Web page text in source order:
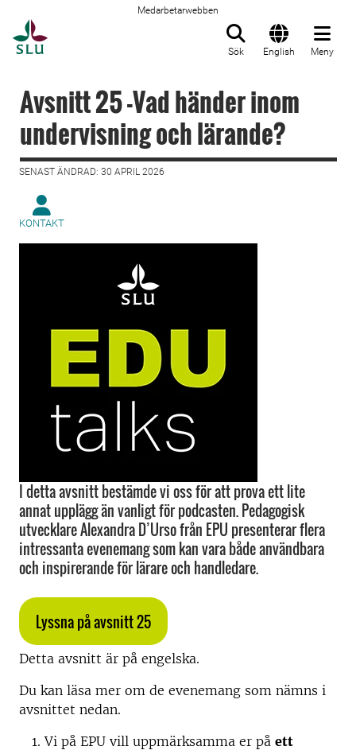
Medarbetarwebben
Sök English Meny
Avsnitt 25 -Vad händer inom
undervisning och lärande?
SENAST ÄNDRAD: 30 APRIL 2026
KONTAKT
I detta avsnitt bestämde vi oss för att prova ett lite
annat upplägg än vanligt för podcasten. Pedagogisk
utvecklare Alexandra D’Urso från EPU presenterar flera
intressanta evenemang som kan vara både användbara
och inspirerande för lärare och handledare.
Lyssna på avsnitt 25
Detta avsnitt är på engelska.
Du kan läsa mer om de evenemang som nämns i
avsnittet nedan.
Vi på EPU vill uppmärksamma er på ett